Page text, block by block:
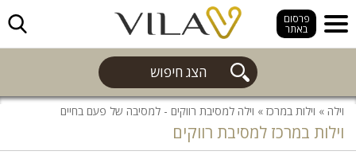
פרסום
באתר
הצג חיפוש
חפש
וילה » וילות במרכז » וילה למסיבת רווקים - למסיבה של פעם בחיים
וילות במרכז למסיבת רווקים